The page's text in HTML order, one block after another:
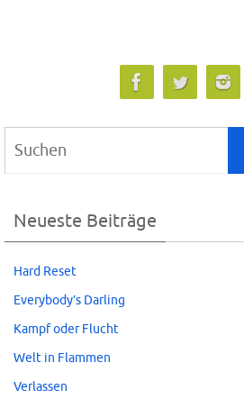
Neueste Beiträge
Hard Reset
Everybody’s Darling
Kampf oder Flucht
Welt in Flammen
Verlassen